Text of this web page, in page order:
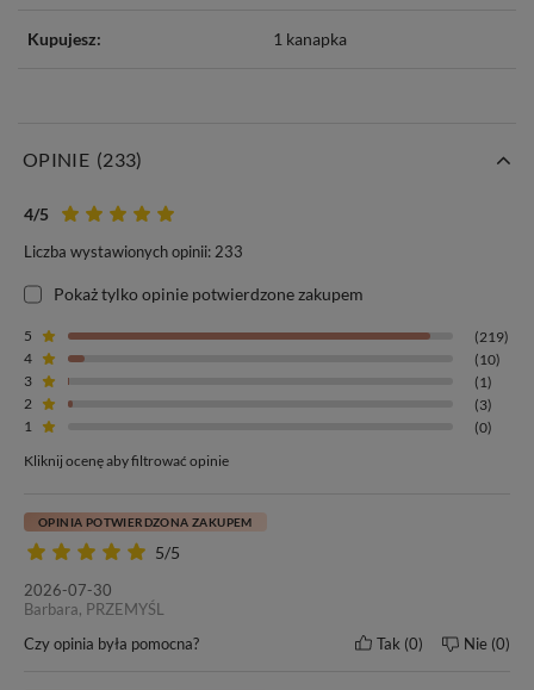
Kupujesz: 1 kanapka
OPINIE (233)
4/5
Liczba wystawionych opinii: 233
Pokaż tylko opinie potwierdzone zakupem
5
(219)
4
(10)
3
(1)
2
(3)
1
(0)
Kliknij ocenę aby filtrować opinie
5/5
OPINIA POTWIERDZONA ZAKUPEM
2026-07-30
Barbara, PRZEMYŚL
Czy opinia była pomocna?
Tak 0 Nie 0